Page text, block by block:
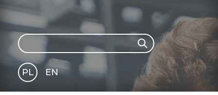
Search Search
PL
EN